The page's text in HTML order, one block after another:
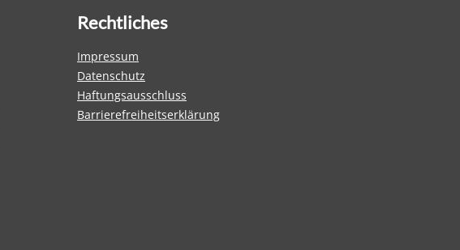
Rechtliches
Impressum
Datenschutz
Haftungsausschluss
Barrierefreiheitserklärung